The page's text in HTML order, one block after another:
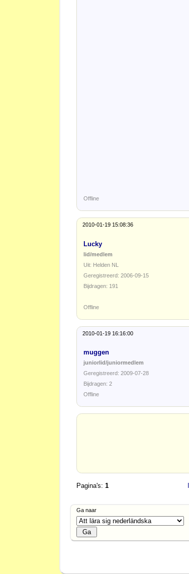
Offline
2010-01-19 15:08:36
Lucky
lid/medlem
Uit: Helden NL
Geregistreerd: 2006-09-15
Bijdragen: 191
Offline
2010-01-19 16:16:00
muggen
juniorlid/juniormedlem
Geregistreerd: 2009-07-28
Bijdragen: 2
Offline
Pagina's: 1
Ga naar